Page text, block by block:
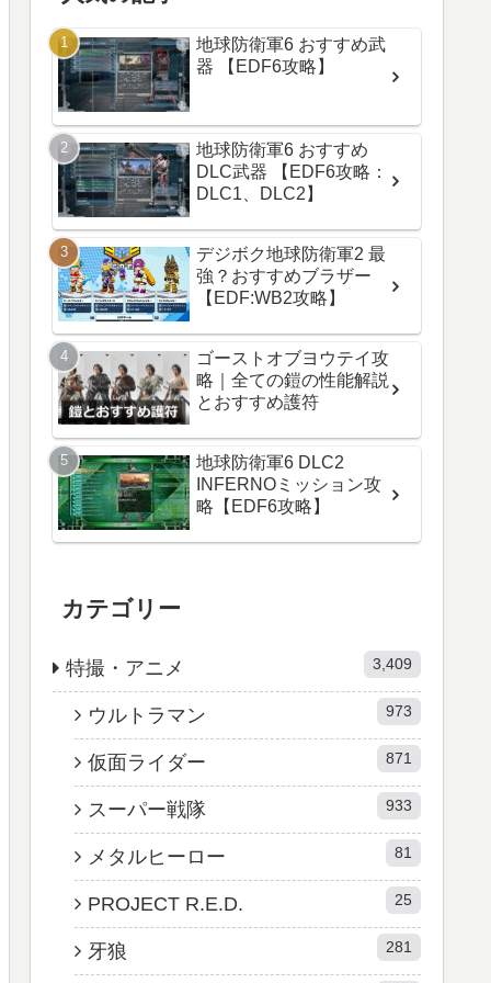
地球防衛軍6 おすすめ武
器 【EDF6攻略】
地球防衛軍6 おすすめ
DLC武器 【EDF6攻略：
DLC1、DLC2】
デジボク地球防衛軍2 最
強？おすすめブラザー
【EDF:WB2攻略】
ゴーストオブヨウテイ攻
略｜全ての鎧の性能解説
とおすすめ護符
地球防衛軍6 DLC2
INFERNOミッション攻
略【EDF6攻略】
カテゴリー
特撮・アニメ 3,409
ウルトラマン 973
仮面ライダー 871
スーパー戦隊 933
メタルヒーロー 81
PROJECT R.E.D. 25
牙狼 281